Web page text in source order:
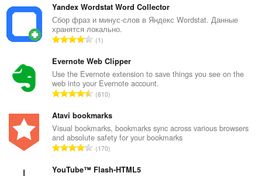
n
g
a
c
a
i
d
h
e
a
n
u
l
Yandex Wordstat Word Collector
Сбор фраз и минус-слов в Яндекс Wordstat. Данные
хранятся локально.
R
n
g
a
c
a
i
d
h
e
1
Evernote Web Clipper
Use the Evernote extension to save things you see on the
web into your Evernote account.
R
n
g
a
c
610
Atavi bookmarks
Visual bookmarks, bookmarks sync across various browsers
and absolute safety for your bookmarks
R
n
170
YouTube™ Flash-HTML5